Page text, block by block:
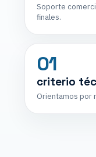
Soporte
finales.
01
criterio
Orientamos por